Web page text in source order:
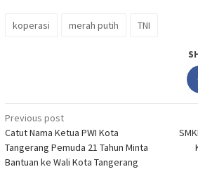
koperasi merah putih TNI
Post
navigation
Previous post
Catut Nama Ketua PWI Kota
Tangerang Pemuda 21 Tahun Minta
Bantuan ke Wali Kota Tangerang